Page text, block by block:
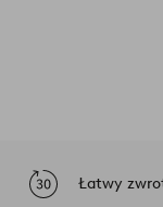
Łatwy